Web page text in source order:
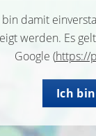
bin damit
werden. Es
Google (https://
Ich